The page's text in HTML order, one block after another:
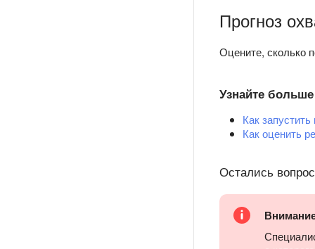
Прогноз
Оцените, сколько
Узнайте больше
Как
Как оценить
Остались